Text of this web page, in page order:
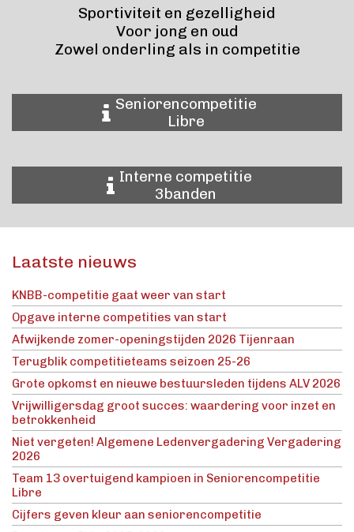
Sportiviteit en gezelligheid
Voor jong en oud
Zowel onderling als in competitie
Seniorencompetitie
Libre
Interne competitie
3banden
Laatste nieuws
KNBB-competitie gaat weer van start
Opgave interne competities van start
Afwijkende zomer-openingstijden 2026 Tijenraan
Terugblik competitieteams seizoen 25-26
Grote opkomst en nieuwe bestuursleden tijdens ALV 2026
Vrijwilligersdag groot succes: waardering voor inzet en
betrokkenheid
Niet vergeten! Algemene Ledenvergadering Vergadering
2026
Team 13 overtuigend kampioen in Seniorencompetitie
Libre
Cijfers geven kleur aan seniorencompetitie